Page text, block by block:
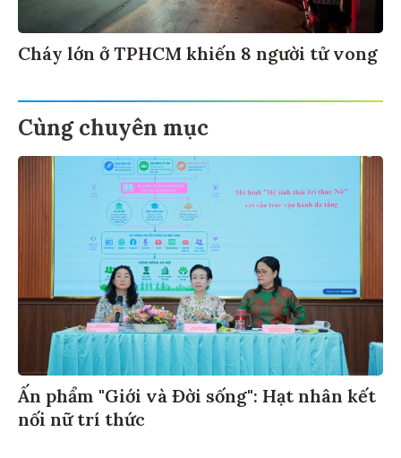
Cháy lớn ở TPHCM khiến 8 người tử vong
Cùng chuyên mục
Ấn phẩm "Giới và Đời sống": Hạt nhân kết
nối nữ trí thức